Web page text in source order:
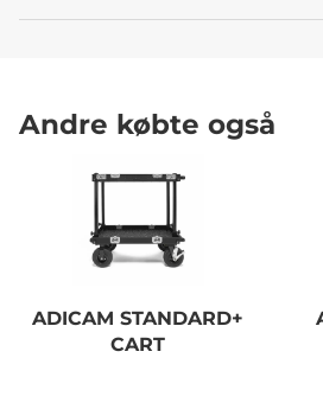
Andre købte også
ADICAM STANDARD+
CART